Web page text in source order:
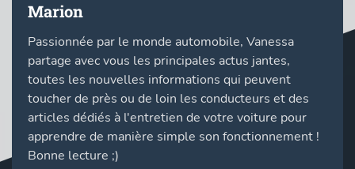
Marion
Passionnée par le monde automobile, Vanessa
partage avec vous les principales actus jantes,
toutes les nouvelles informations qui peuvent
toucher de près ou de loin les conducteurs et des
articles dédiés à l'entretien de votre voiture pour
apprendre de manière simple son fonctionnement !
Bonne lecture ;)